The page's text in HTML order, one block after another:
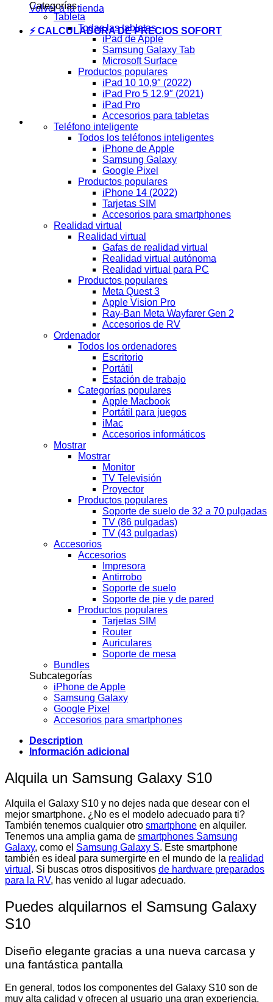
Volver a la tienda
⚡ CALCULADORA DE PRECIOS SOFORT
Categorías
Tableta
Todas las tabletas
iPad de Apple
Samsung Galaxy Tab
Microsoft Surface
Productos populares
iPad 10 10,9″ (2022)
iPad Pro 5 12,9″ (2021)
iPad Pro
Accesorios para tabletas
Teléfono inteligente
Todos los teléfonos inteligentes
iPhone de Apple
Samsung Galaxy
Google Pixel
Productos populares
iPhone 14 (2022)
Tarjetas SIM
Accesorios para smartphones
Realidad virtual
Realidad virtual
Gafas de realidad virtual
Realidad virtual autónoma
Realidad virtual para PC
Productos populares
Meta Quest 3
Apple Vision Pro
Ray-Ban Meta Wayfarer Gen 2
Accesorios de RV
Ordenador
Todos los ordenadores
Escritorio
Portátil
Estación de trabajo
Categorías populares
Apple Macbook
Portátil para juegos
iMac
Accesorios informáticos
Mostrar
Mostrar
Monitor
TV Televisión
Proyector
Productos populares
Soporte de suelo de 32 a 70 pulgadas
TV (86 pulgadas)
TV (43 pulgadas)
Accesorios
Accesorios
Impresora
Antirrobo
Soporte de suelo
Soporte de pie y de pared
Productos populares
Tarjetas SIM
Router
Auriculares
Soporte de mesa
Bundles
Subcategorías
iPhone de Apple
Samsung Galaxy
Google Pixel
Accesorios para smartphones
Description
Información adicional
Alquila un Samsung Galaxy S10
Alquila el Galaxy S10 y no dejes nada que desear con el
mejor smartphone. ¿No es el modelo adecuado para ti?
También tenemos cualquier otro smartphone en alquiler.
Tenemos una amplia gama de smartphones Samsung
Galaxy, como el Samsung Galaxy S. Este smartphone
también es ideal para sumergirte en el mundo de la realidad
virtual . Si buscas otros dispositivos de hardware preparados
para la RV, has venido al lugar adecuado.
Puedes alquilarnos el Samsung Galaxy
S10
Diseño elegante gracias a una nueva carcasa y
una fantástica pantalla
En general, todos los componentes del Galaxy S10 son de
muy alta calidad y ofrecen al usuario una gran experiencia.